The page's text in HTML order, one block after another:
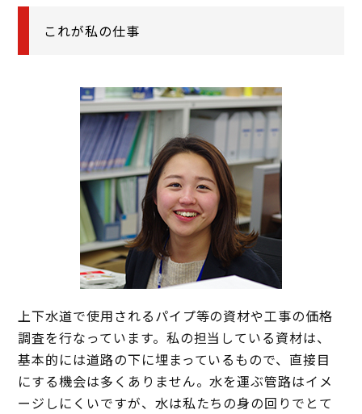
これが私の仕事
上下水道で使用されるパイプ等の資材や工事の価格
調査を行なっています。私の担当している資材は、
基本的には道路の下に埋まっているもので、直接目
にする機会は多くありません。水を運ぶ管路はイメ
ージしにくいですが、水は私たちの身の回りでとて